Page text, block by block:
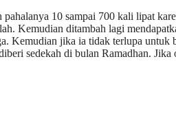
10 sampai 700 kali lipat
Kemudian ditambah lagi
Kemudian jika ia tidak terlupa
sedekah di bulan Ramadhan.